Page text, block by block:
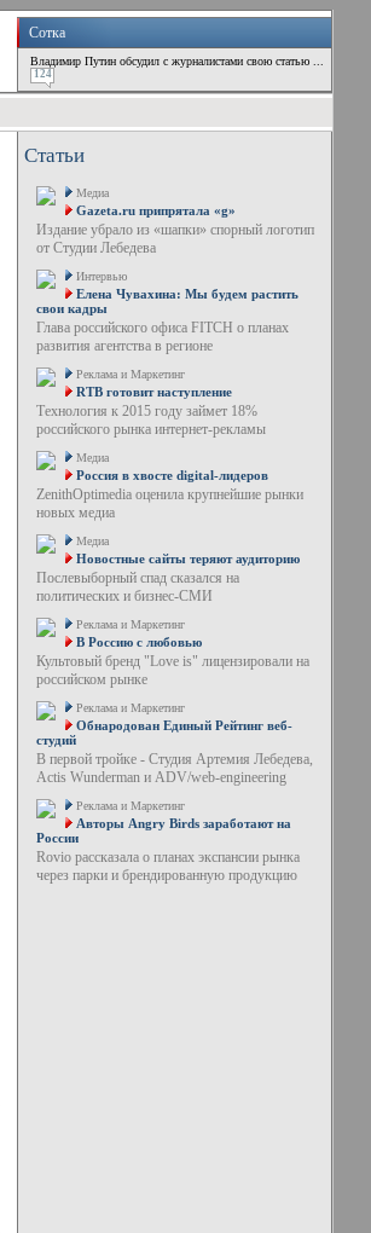
Сотка
Владимир Путин обсудил с журналистами свою статью ...
124
Статьи
Медиа
Gazeta.ru припрятала «g»
Издание убрало из «шапки» спорный логотип
от Студии Лебедева
Интервью
Елена Чувахина: Мы будем растить
свои кадры
Глава российского офиса FITCH о планах
развития агентства в регионе
Реклама и Маркетинг
RTB готовит наступление
Технология к 2015 году займет 18%
российского рынка интернет-рекламы
Медиа
Россия в хвосте digital-лидеров
ZenithOptimedia оценила крупнейшие рынки
новых медиа
Медиа
Новостные сайты теряют аудиторию
Послевыборный спад сказался на
политических и бизнес-СМИ
Реклама и Маркетинг
В Россию с любовью
Культовый бренд "Love is" лицензировали на
российском рынке
Реклама и Маркетинг
Обнародован Единый Рейтинг веб-
студий
В первой тройке - Студия Артемия Лебедева,
Actis Wunderman и ADV/web-engineering
Реклама и Маркетинг
Авторы Angry Birds заработают на
России
Rovio рассказала о планах экспансии рынка
через парки и брендированную продукцию